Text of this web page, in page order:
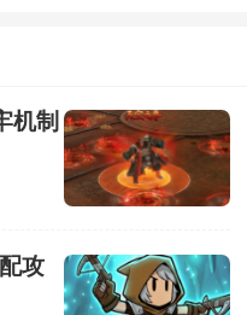
完成任务来获取
足够的金钱为
机制
攻